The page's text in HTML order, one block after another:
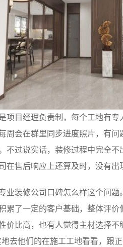
项目经理负责制，每个工地有
周会在群里同步进度照片，有
不过说实话，装修过程中完全
在售后响应上还算及时，没有出
业装修公司口碑怎么样这个问
累了一定的客户基础，整体评
价比高，也有人觉得主材选择
去他们的在施工工地看看，跟